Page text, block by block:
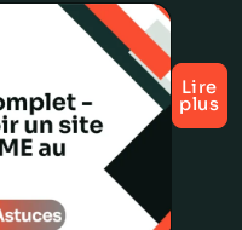
Lire
plus